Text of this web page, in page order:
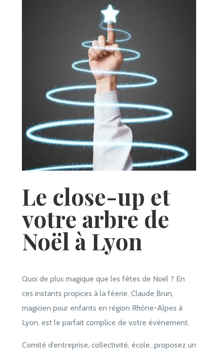
Le close-up et
votre arbre de
Noël à Lyon
Quoi de plus magique que les fêtes de Noël ? En
ces instants propices à la féerie, Claude Brun,
magicien pour enfants en région Rhône-Alpes à
Lyon, est le parfait complice de votre évènement.
Comité d’entreprise, collectivité, école…proposez un